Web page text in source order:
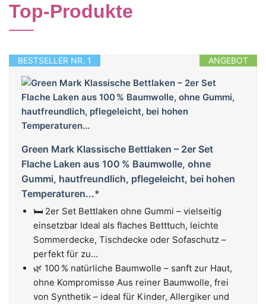
Top-Produkte
ANGEBOT
BESTSELLER NR. 1
Green Mark Klassische Bettlaken – 2er Set
Flache Laken aus 100 % Baumwolle, ohne
Gummi, hautfreundlich, pflegeleicht, bei hohen
Temperaturen...*
🛏️ 2er Set Bettlaken ohne Gummi – vielseitig
einsetzbar Ideal als flaches Betttuch, leichte
Sommerdecke, Tischdecke oder Sofaschutz –
perfekt für zu...
🌿 100 % natürliche Baumwolle – sanft zur Haut,
ohne Kompromisse Aus reiner Baumwolle, frei
von Synthetik – ideal für Kinder, Allergiker und